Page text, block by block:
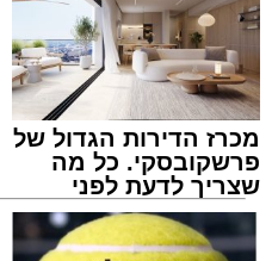
מכרז הדירות הגדול של
פרשקובסקי. כל מה
שצריך לדעת לפני
שמגישים הצעה לדירה
באשדוד